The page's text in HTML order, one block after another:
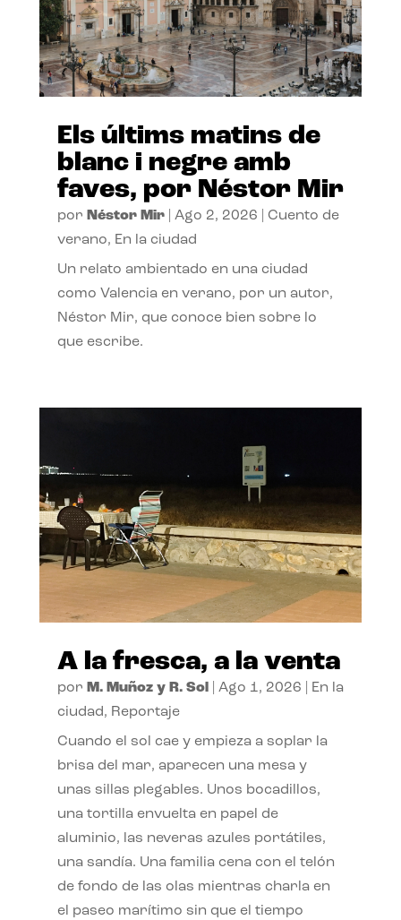
Els últims matins de
blanc i negre amb
faves, por Néstor Mir
por Néstor Mir| Ago 2, 2026
Cuento de
verano, En la ciudad
Un relato ambientado en una ciudad
como Valencia en verano, por un autor,
Néstor Mir, que conoce bien sobre lo
que escribe.
A la fresca, a la venta
por M. Muñoz y R. Sol| Ago 1, 2026
En la
ciudad, Reportaje
Cuando el sol cae y empieza a soplar la
brisa del mar, aparecen una mesa y
unas sillas plegables. Unos bocadillos,
una tortilla envuelta en papel de
aluminio, las neveras azules portátiles,
una sandía. Una familia cena con el telón
de fondo de las olas mientras charla en
el paseo marítimo sin que el tiempo